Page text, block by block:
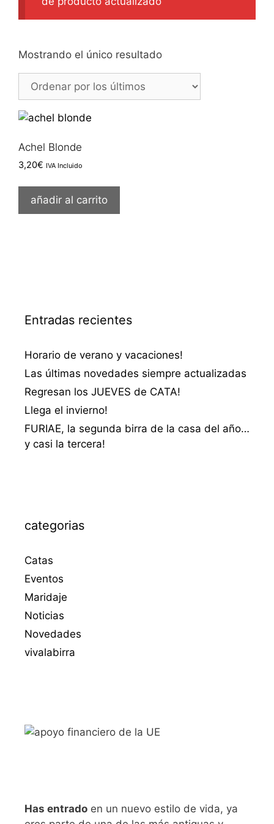
Mostrando el único resultado
Achel Blonde
3,20€ IVA Incluido
añadir al carrito
Entradas recientes
Horario de verano y vacaciones!
Las últimas novedades siempre actualizadas
Regresan los JUEVES de CATA!
Llega el invierno!
FURIAE, la segunda birra de la casa del año…
y casi la tercera!
categorias
Catas
Eventos
Maridaje
Noticias
Novedades
vivalabirra
Has entrado en un nuevo estilo de vida, ya